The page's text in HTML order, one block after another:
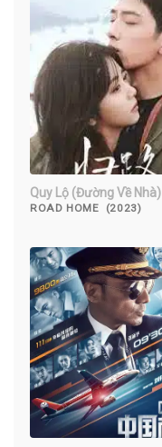
Quy Lộ (Đường Về Nhà)
ROAD HOME (2023)